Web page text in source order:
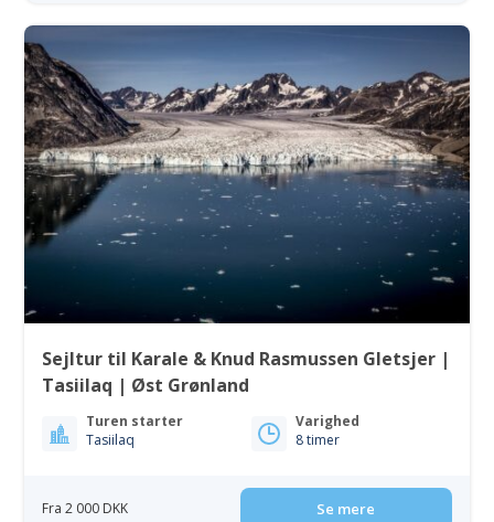
Sejltur til Karale & Knud Rasmussen Gletsjer |
Tasiilaq | Øst Grønland
Turen starter
Tasiilaq
Varighed
8 timer
Fra 2 000 DKK Se mere